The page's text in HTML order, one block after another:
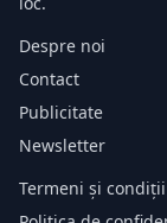
Despre noi
Contact
Publicitate
Newsletter
Termeni și condiții